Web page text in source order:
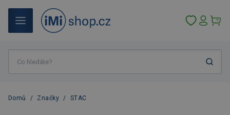
Domů / Značky / STAC